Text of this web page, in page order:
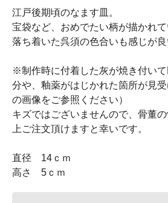
江戸後期頃のなます皿。
宝袋など、おめでたい柄が描かれて
落ち着いた呉須の色合いも感じが良
※制作時に付着した灰が焼き付い
分や、釉薬がはじかれた箇所が見
の画像をご参照ください）
キズではございませんので、骨董
上ご注文頂けますと幸いです。
直径 14ｃｍ
高さ 5ｃｍ